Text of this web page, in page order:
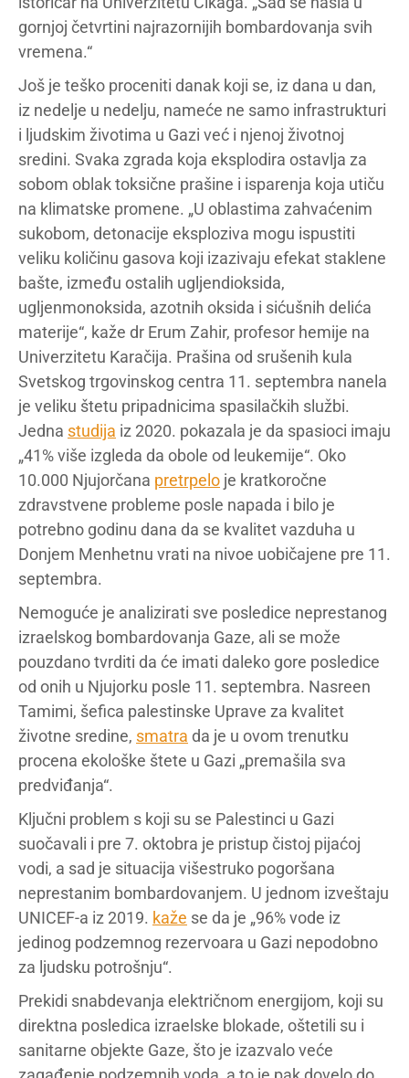
gornjoj četvrtini najrazornijih bombardovanja svih
vremena.“
Još je teško proceniti danak koji se, iz dana u dan,
iz nedelje u nedelju, nameće ne samo infrastrukturi
i ljudskim životima u Gazi već i njenoj životnoj
sredini. Svaka zgrada koja eksplodira ostavlja za
sobom oblak toksične prašine i isparenja koja utiču
na klimatske promene. „U oblastima zahvaćenim
sukobom, detonacije eksploziva mogu ispustiti
veliku količinu gasova koji izazivaju efekat staklene
bašte, između ostalih ugljendioksida,
ugljenmonoksida, azotnih oksida i sićušnih delića
materije“, kaže dr Erum Zahir, profesor hemije na
Univerzitetu Karačija. Prašina od srušenih kula
Svetskog trgovinskog centra 11. septembra nanela
je veliku štetu pripadnicima spasilačkih službi.
Jedna studija iz 2020. pokazala je da spasioci imaju
„41% više izgleda da obole od leukemije“. Oko
10.000 Njujorčana pretrpelo je kratkoročne
zdravstvene probleme posle napada i bilo je
potrebno godinu dana da se kvalitet vazduha u
Donjem Menhetnu vrati na nivoe uobičajene pre 11.
septembra.
Nemoguće je analizirati sve posledice neprestanog
izraelskog bombardovanja Gaze, ali se može
pouzdano tvrditi da će imati daleko gore posledice
od onih u Njujorku posle 11. septembra. Nasreen
Tamimi, šefica palestinske Uprave za kvalitet
životne sredine, smatra da je u ovom trenutku
procena ekološke štete u Gazi „premašila sva
predviđanja“.
Ključni problem s koji su se Palestinci u Gazi
suočavali i pre 7. oktobra je pristup čistoj pijaćoj
vodi, a sad je situacija višestruko pogoršana
neprestanim bombardovanjem. U jednom izveštaju
UNICEF-a iz 2019. kaže se da je „96% vode iz
jedinog podzemnog rezervoara u Gazi nepodobno
za ljudsku potrošnju“.
Prekidi snabdevanja električnom energijom, koji su
direktna posledica izraelske blokade, oštetili su i
sanitarne objekte Gaze, što je izazvalo veće